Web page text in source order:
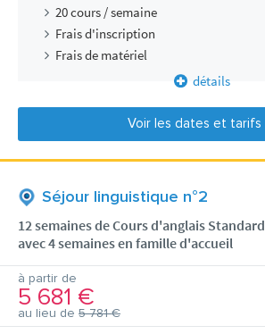
20 cours / semaine
Frais d'inscription
Frais de matériel
détails
Voir les dates et tarifs
Séjour linguistique n°2
12 semaines de Cours d'anglais Standard
avec 4 semaines en famille d'accueil
à partir de
5 681 €
au lieu de 5 781 €